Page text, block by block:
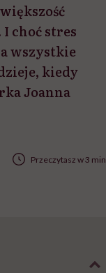
choć stres
wszystkie
kiedy
Joanna
Przeczytasz w 3 min